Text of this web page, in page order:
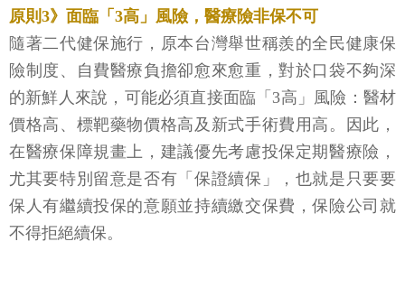
原則3》面臨「3高」風險，醫療險非保不可
隨著二代健保施行，原本台灣舉世稱羨的全民健康保
險制度、自費醫療負擔卻愈來愈重，對於口袋不夠深
的新鮮人來說，可能必須直接面臨「3高」風險：醫材
價格高、標靶藥物價格高及新式手術費用高。因此，
在醫療保障規畫上，建議優先考慮投保定期醫療險，
尤其要特別留意是否有「保證續保」，也就是只要要
保人有繼續投保的意願並持續繳交保費，保險公司就
不得拒絕續保。